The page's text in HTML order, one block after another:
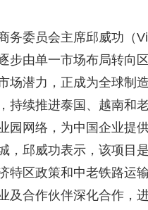
委员会主席邱威功（
步由单一市场布局转向
场潜力，正成为全球制
持续推进泰国、越南和
园网络，为中国企业提
邱威功表示，该项目
特区政策和中老铁路运
及合作伙伴深化合作，